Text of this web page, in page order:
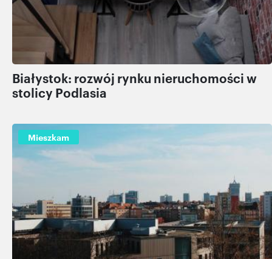
Białystok: rozwój rynku nieruchomości w
stolicy Podlasia
Mieszkam